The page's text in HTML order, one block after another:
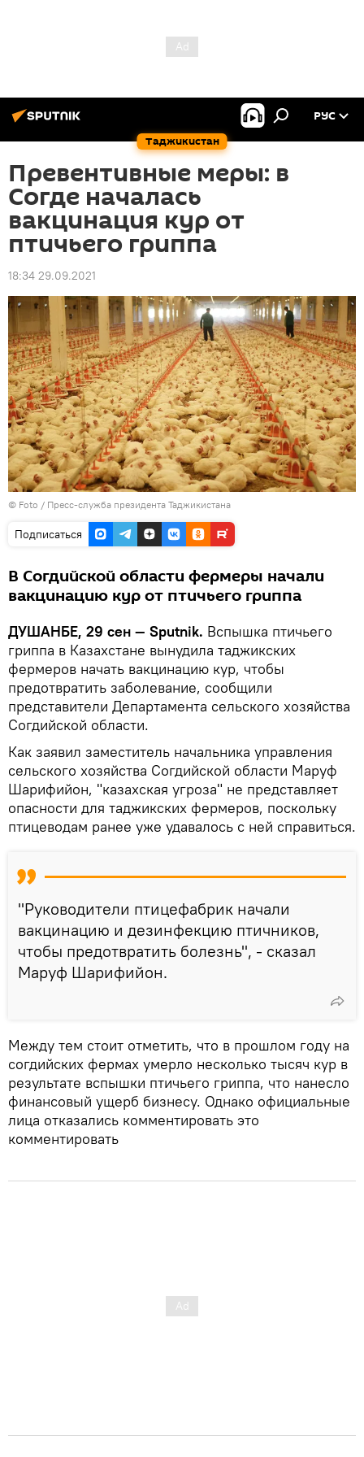
Таджикистан
РУС
Превентивные меры: в
Согде началась
вакцинация кур от
птичьего гриппа
18:34 29.09.2021
© Foto / Пресс-служба президента Таджикистана
Подписаться
В Согдийской области фермеры начали
вакцинацию кур от птичьего гриппа
ДУШАНБЕ, 29 сен — Sputnik. Вспышка птичьего
гриппа в Казахстане вынудила таджикских
фермеров начать вакцинацию кур, чтобы
предотвратить заболевание, сообщили
представители Департамента сельского хозяйства
Согдийской области.
Как заявил заместитель начальника управления
сельского хозяйства Согдийской области Маруф
Шарифийон, "казахская угроза" не представляет
опасности для таджикских фермеров, поскольку
птицеводам ранее уже удавалось с ней справиться.
"Руководители птицефабрик начали
вакцинацию и дезинфекцию птичников,
чтобы предотвратить болезнь", - сказал
Маруф Шарифийон.
Между тем стоит отметить, что в прошлом году на
согдийских фермах умерло несколько тысяч кур в
результате вспышки птичьего гриппа, что нанесло
финансовый ущерб бизнесу. Однако официальные
лица отказались комментировать это
комментировать